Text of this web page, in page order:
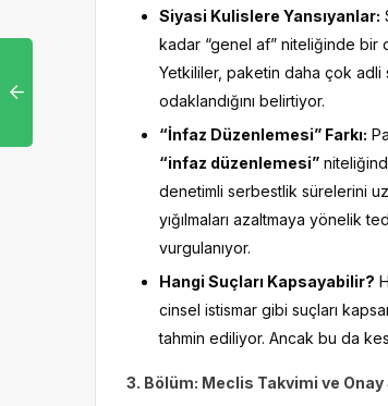
Siyasi Kulislere Yansıyanlar:
kadar “genel af” niteliğinde bir
Yetkililer, paketin daha çok
odaklandığını belirtiyor.
“İnfaz Düzenlemesi” Farkı:
“infaz düzenlemesi”
denetimli serbestlik sürelerini
yığılmaları azaltmaya yönelik
vurgulanıyor.
Hangi Suçları Kapsayabilir?
cinsel istismar gibi suçları
tahmin ediliyor. Ancak bu da
3. Bölüm: Meclis Takvimi ve Onay